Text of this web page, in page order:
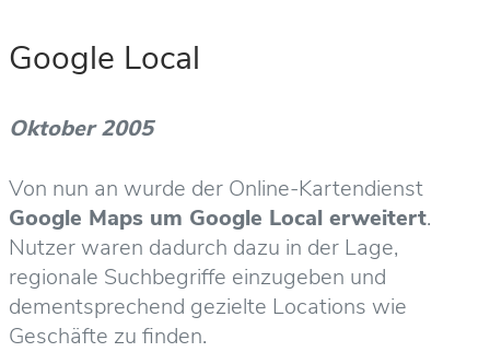
Google Local
Oktober 2005
Von nun an wurde der Online-Kartendienst
Google Maps um Google Local erweitert.
Nutzer waren dadurch dazu in der Lage,
regionale Suchbegriffe einzugeben und
dementsprechend gezielte Locations wie
Geschäfte zu finden.